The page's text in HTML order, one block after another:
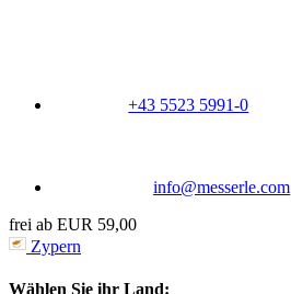
+43 5523 5991-0
info@messerle.com
frei ab EUR 59,00
Zypern
Wählen Sie ihr Land: